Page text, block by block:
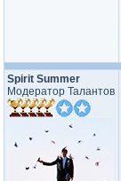
Spirit Summer
Модератор Талантов